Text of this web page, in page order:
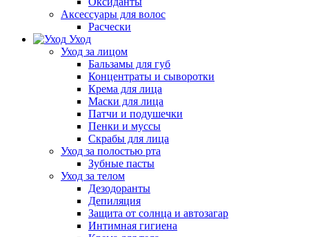
Аксессуары для волос
Расчески
Уход
Уход за лицом
Бальзамы для губ
Концентраты и сыворотки
Крема для лица
Маски для лица
Патчи и подушечки
Пенки и муссы
Скрабы для лица
Уход за полостью рта
Зубные пасты
Уход за телом
Дезодоранты
Депиляция
Защита от солнца и автозагар
Интимная гигиена